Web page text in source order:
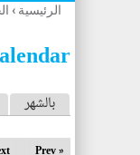
أنت
هنا
الرئيسية ›
ا
ل
بالشهر